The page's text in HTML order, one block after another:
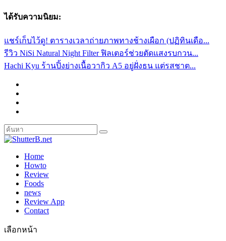
ได้รับความนิยม:
แชร์เก็บไว้ดู! ตารางเวลาถ่ายภาพทางช้างเผือก (ปฏิทินเดือ...
รีวิว NiSi Natural Night Filter ฟิลเตอร์ช่วยตัดแสงรบกวน...
Hachi Kyu ร้านปิ้งย่างเนื้อวากิว A5 อยู่ฝั่งธน แต่รสชาต...
Home
Howto
Review
Foods
news
Review App
Contact
เลือกหน้า